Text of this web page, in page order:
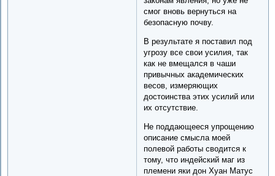
смог вновь вернуться на
безопасную почву.
В результате я поставил под
угрозу все свои усилия, так
как не вмещался в чаши
привычных академических
весов, измеряющих
достоинства этих усилий или
их отсутствие.
Не поддающееся упрощению
описание смысла моей
полевой работы сводится к
тому, что индейский маг из
племени яки дон Хуан Матус